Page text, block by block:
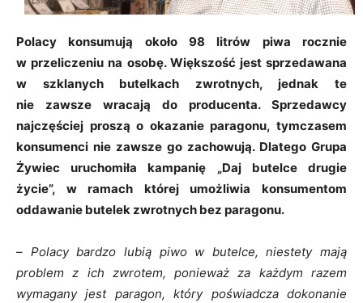
Polacy konsumują około 98 litrów piwa rocznie
w przeliczeniu na osobę. Większość jest sprzedawana
w szklanych butelkach zwrotnych, jednak te
nie zawsze wracają do producenta. Sprzedawcy
najczęściej proszą o okazanie paragonu, tymczasem
konsumenci nie zawsze go zachowują. Dlatego Grupa
Żywiec uruchomiła kampanię „Daj butelce drugie
życie”, w ramach której umożliwia konsumentom
oddawanie butelek zwrotnych bez paragonu.
– Polacy bardzo lubią piwo w butelce, niestety mają
problem z ich zwrotem, ponieważ za każdym razem
wymagany jest paragon, który poświadcza dokonanie